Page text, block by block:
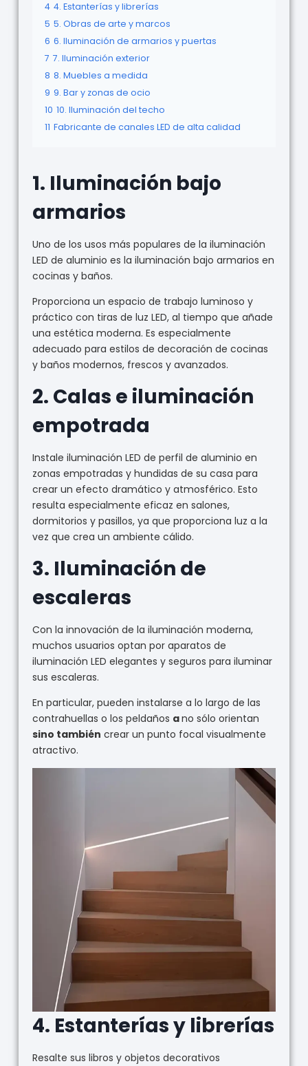
4 4. Estanterías y librerías
5 5. Obras de arte y marcos
6 6. Iluminación de armarios y puertas
7 7. Iluminación exterior
8 8. Muebles a medida
9 9. Bar y zonas de ocio
10 10. Iluminación del techo
11 Fabricante de canales LED de alta calidad
1. Iluminación bajo
armarios
Uno de los usos más populares de la iluminación
LED de aluminio es la iluminación bajo armarios en
cocinas y baños.
Proporciona un espacio de trabajo luminoso y
práctico con tiras de luz LED, al tiempo que añade
una estética moderna. Es especialmente
adecuado para estilos de decoración de cocinas
y baños modernos, frescos y avanzados.
2. Calas e iluminación
empotrada
Instale iluminación LED de perfil de aluminio en
zonas empotradas y hundidas de su casa para
crear un efecto dramático y atmosférico. Esto
resulta especialmente eficaz en salones,
dormitorios y pasillos, ya que proporciona luz a la
vez que crea un ambiente cálido.
3. Iluminación de
escaleras
Con la innovación de la iluminación moderna,
muchos usuarios optan por aparatos de
iluminación LED elegantes y seguros para iluminar
sus escaleras.
En particular, pueden instalarse a lo largo de las
contrahuellas o los peldaños ano sólo orientan
sino también crear un punto focal visualmente
atractivo.
4. Estanterías y librerías
Resalte sus libros y objetos decorativos